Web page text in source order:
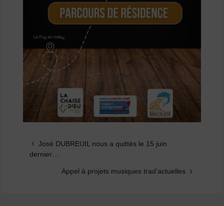
José DUBREUIL nous a quittés le 15 juin
dernier…
Appel à projets musiques trad’actuelles